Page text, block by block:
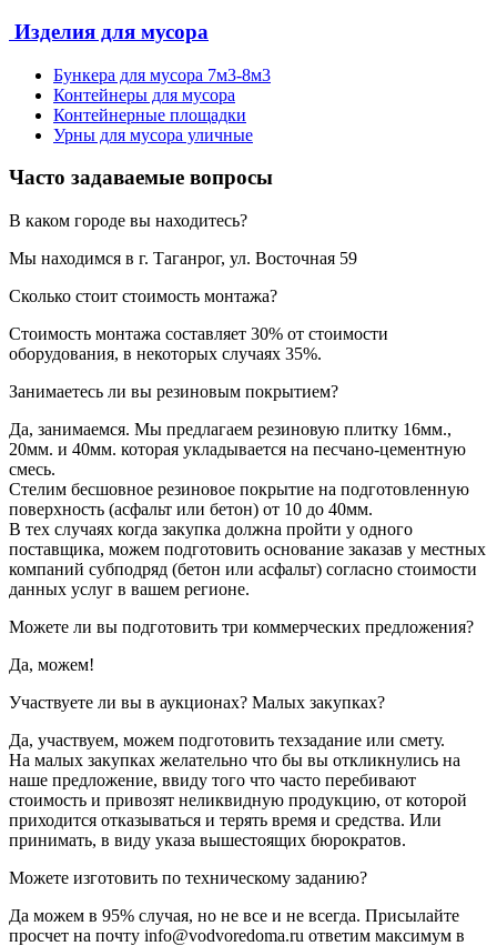
Изделия для мусора
Бункера для мусора 7м3-8м3
Контейнеры для мусора
Контейнерные площадки
Урны для мусора уличные
Часто задаваемые вопросы
В каком городе вы находитесь?
Мы находимся в г. Таганрог, ул. Восточная 59
Сколько стоит стоимость монтажа?
Стоимость монтажа составляет 30% от стоимости
оборудования, в некоторых случаях 35%.
Занимаетесь ли вы резиновым покрытием?
Да, занимаемся. Мы предлагаем резиновую плитку 16мм.,
20мм. и 40мм. которая укладывается на песчано-цементную
смесь.
Стелим бесшовное резиновое покрытие на подготовленную
поверхность (асфальт или бетон) от 10 до 40мм.
В тех случаях когда закупка должна пройти у одного
поставщика, можем подготовить основание заказав у местных
компаний субподряд (бетон или асфальт) согласно стоимости
данных услуг в вашем регионе.
Можете ли вы подготовить три коммерческих предложения?
Да, можем!
Участвуете ли вы в аукционах? Малых закупках?
Да, участвуем, можем подготовить техзадание или смету.
На малых закупках желательно что бы вы откликнулись на
наше предложение, ввиду того что часто перебивают
стоимость и привозят неликвидную продукцию, от которой
приходится отказываться и терять время и средства. Или
принимать, в виду указа вышестоящих бюрократов.
Можете изготовить по техническому заданию?
Да можем в 95% случая, но не все и не всегда. Присылайте
просчет на почту info@vodvoredoma.ru ответим максимум в